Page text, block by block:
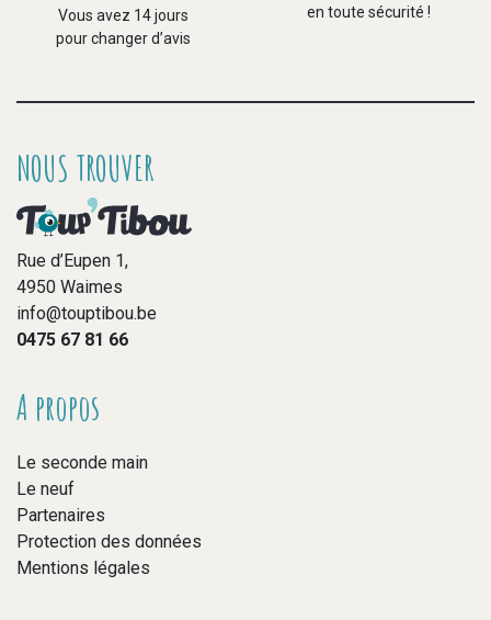
Vous avez 14 jours
pour changer d’avis
en toute sécurité !
NOUS TROUVER
Rue d’Eupen 1,
4950 Waimes
info@touptibou.be
0475 67 81 66
A propos
Le seconde main
Le neuf
Partenaires
Protection des données
Mentions légales